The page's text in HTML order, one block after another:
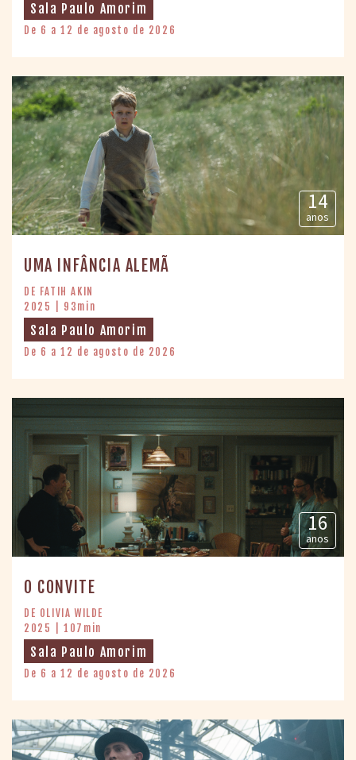
Sala Paulo Amorim
De 6 a 12 de agosto de 2026
14
anos
UMA INFÂNCIA ALEMÃ
DE FATIH AKIN
2025 | 93min
Sala Paulo Amorim
De 6 a 12 de agosto de 2026
16
anos
O CONVITE
DE OLIVIA WILDE
2025 | 107min
Sala Paulo Amorim
De 6 a 12 de agosto de 2026